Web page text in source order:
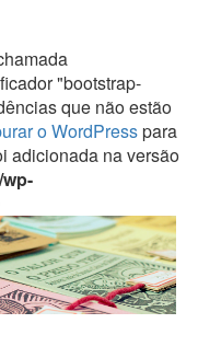
"bootstrap-
que não estão
o WordPresspara
adicionada na versão